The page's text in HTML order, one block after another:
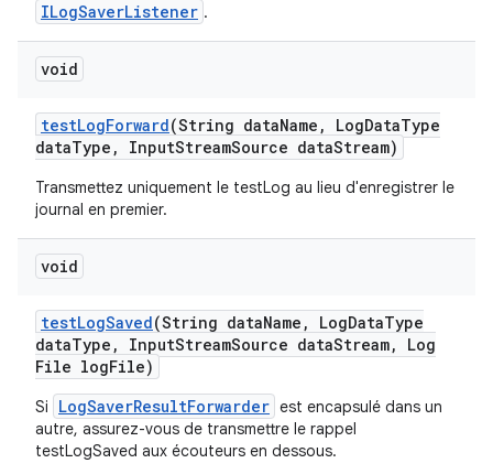
ILogSaverListener .
void
testLogForward(String dataName , LogDataType
dataType , InputStreamSource dataStream)
Transmettez uniquement le testLog au lieu d'enregistrer le
journal en premier.
void
testLogSaved(String dataName , LogDataType
dataType , InputStreamSource dataStream,
Log
File logFile)
Si LogSaverResultForwarder est encapsulé dans un
autre, assurez-vous de transmettre le rappel
testLogSaved aux écouteurs en dessous.